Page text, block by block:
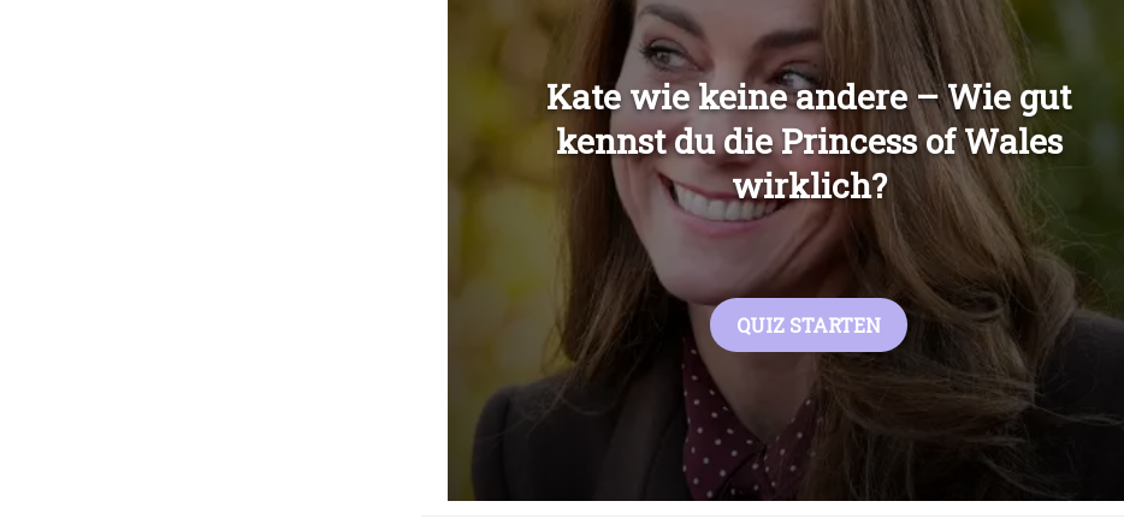
Überspringen